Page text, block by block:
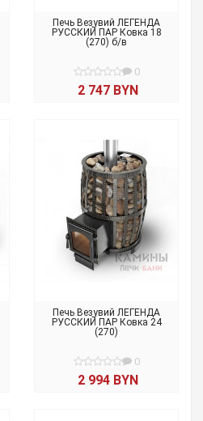
Печь Везувий ЛЕГЕНДА
РУССКИЙ ПАР Ковка 18
(270) б/в
0
2 747 BYN
Печь Везувий ЛЕГЕНДА
РУССКИЙ ПАР Ковка 24
(270)
0
2 994 BYN